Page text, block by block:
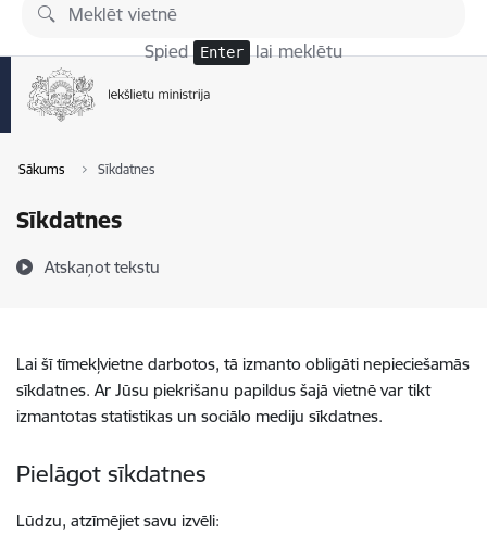
Pāriet uz lapas saturu
Spied Enter lai meklētu
Sākums Sīkdatnes
Sīkdatnes
Atskaņot tekstu
Lai šī tīmekļvietne darbotos, tā izmanto obligāti nepieciešamās
sīkdatnes. Ar Jūsu piekrišanu papildus šajā vietnē var tikt
izmantotas statistikas un sociālo mediju sīkdatnes.
Pielāgot sīkdatnes
Lūdzu, atzīmējiet savu izvēli: